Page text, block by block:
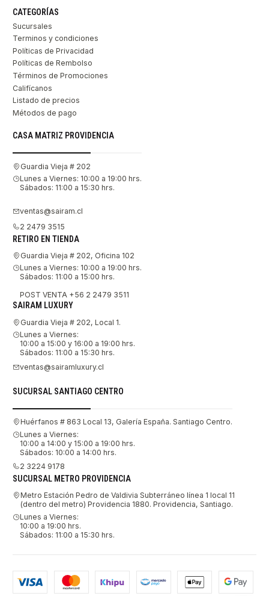
CATEGORÍAS
Sucursales
Terminos y condiciones
Políticas de Privacidad
Políticas de Rembolso
Términos de Promociones
Califícanos
Listado de precios
Métodos de pago
CASA MATRIZ PROVIDENCIA
Guardia Vieja # 202
Lunes a Viernes: 10:00 a 19:00 hrs.
Sábados: 11:00 a 15:30 hrs.
ventas@sairam.cl
2 2479 3515
RETIRO EN TIENDA
Guardia Vieja # 202, Oficina 102
Lunes a Viernes: 10:00 a 19:00 hrs.
Sábados: 11:00 a 15:00 hrs.
POST VENTA +56 2 2479 3511
SAIRAM LUXURY
Guardia Vieja # 202, Local 1.
Lunes a Viernes:
10:00 a 15:00 y 16:00 a 19:00 hrs.
Sábados: 11:00 a 15:30 hrs.
ventas@sairamluxury.cl
SUCURSAL SANTIAGO CENTRO
Huérfanos # 863 Local 13, Galería España. Santiago Centro.
Lunes a Viernes:
10:00 a 14:00 y 15:00 a 19:00 hrs.
Sábados: 10:00 a 14:00 hrs.
2 3224 9178
SUCURSAL METRO PROVIDENCIA
Metro Estación Pedro de Valdivia Subterráneo línea 1 local 11
(dentro del metro) Providencia 1880. Providencia, Santiago.
Lunes a Viernes:
10:00 a 19:00 hrs.
Sábados: 11:00 a 15:30 hrs.